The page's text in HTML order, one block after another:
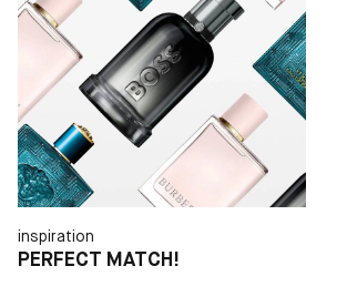
inspiration
PERFECT MATCH!